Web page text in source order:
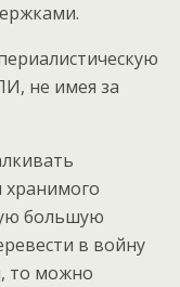
не имея за
большую
в войну
то можно